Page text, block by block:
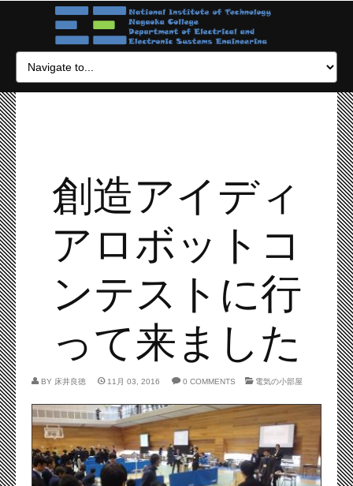
創造アイディ
アロボットコ
ンテストに行
って来ました
BY 床井良徳 11月 03, 2016 0 COMMENTS 電気の小部屋